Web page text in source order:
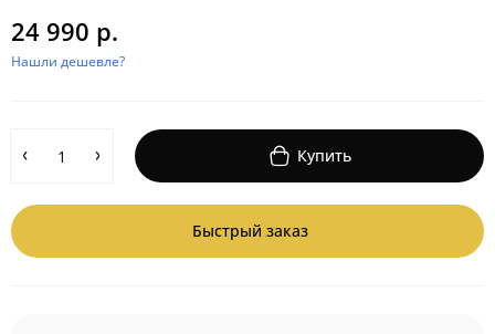
24 990 р.
Нашли дешевле?
Купить
Быстрый заказ